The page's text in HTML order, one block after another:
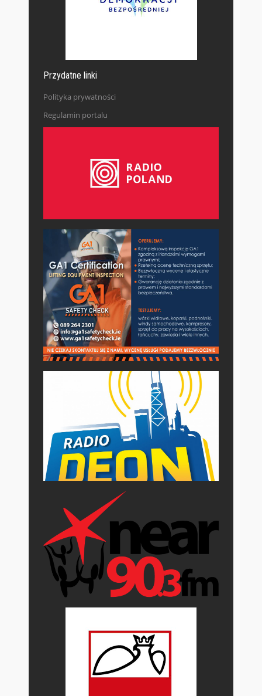
Przydatne linki
Polityka prywatności
Regulamin portalu